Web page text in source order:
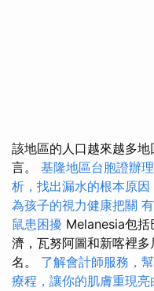
該地區的人口越來越多
言。 基隆地區台胞證辦
析，找出漏水的根本原
為孩子的視力健康把關
鼠患困擾 Melanesia包括
濟，瓦努阿圖和新喀裡
名。 了解會計師服務，
療程，讓你的肌膚重現亮